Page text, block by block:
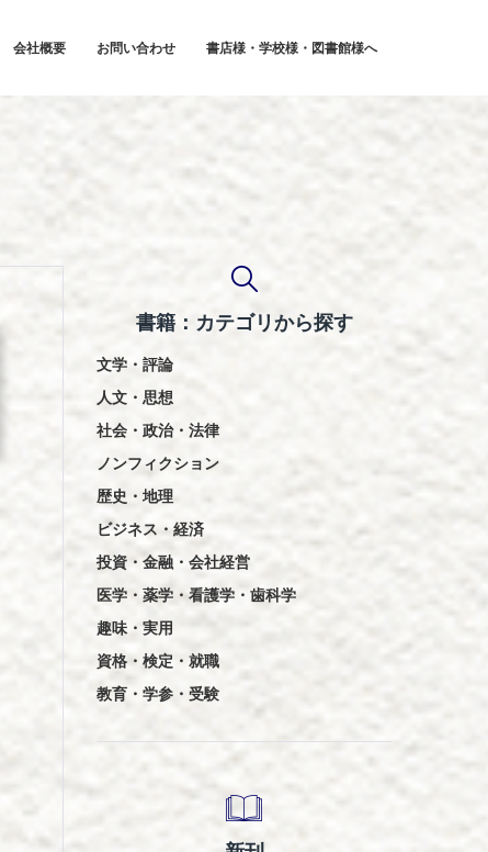
会社概要 お問い合わせ 書店様・学校様・図書館様へ
書籍：カテゴリから探す
文学・評論
人文・思想
社会・政治・法律
ノンフィクション
歴史・地理
ビジネス・経済
投資・金融・会社経営
医学・薬学・看護学・歯科学
趣味・実用
資格・検定・就職
教育・学参・受験